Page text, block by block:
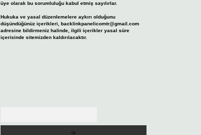
üye olarak bu sorumluluğu kabul etmiş sayılırlar.
Hukuka ve yasal düzenlemelere aykırı olduğunu
düşündüğünüz içerikleri, backlinkpanelicomtr@gmail.com
adresine bildirmeniz halinde, ilgili içerikler yasal süre
içerisinde sitemizden kaldırılacaktır.